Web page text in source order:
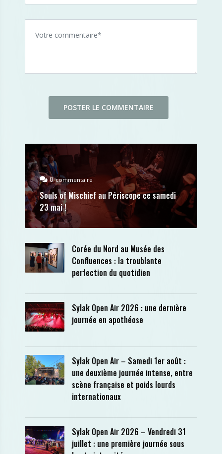
0commentaire
Souls of Mischief au Périscope ce samedi
23 mai !
Corée du Nord au Musée des
Confluences : la troublante
perfection du quotidien
Sylak Open Air 2026 : une dernière
journée en apothéose
Sylak Open Air – Samedi 1er août :
une deuxième journée intense, entre
scène française et poids lourds
internationaux
Sylak Open Air 2026 – Vendredi 31
juillet : une première journée sous